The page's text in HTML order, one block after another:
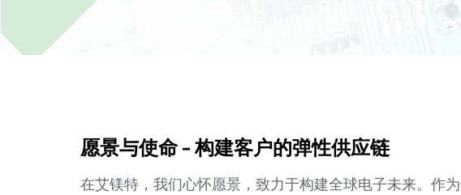
愿景与使命 - 构建客户的弹性供应链
在艾镁特，我们心怀愿景，致力于构建全球电子未来。作